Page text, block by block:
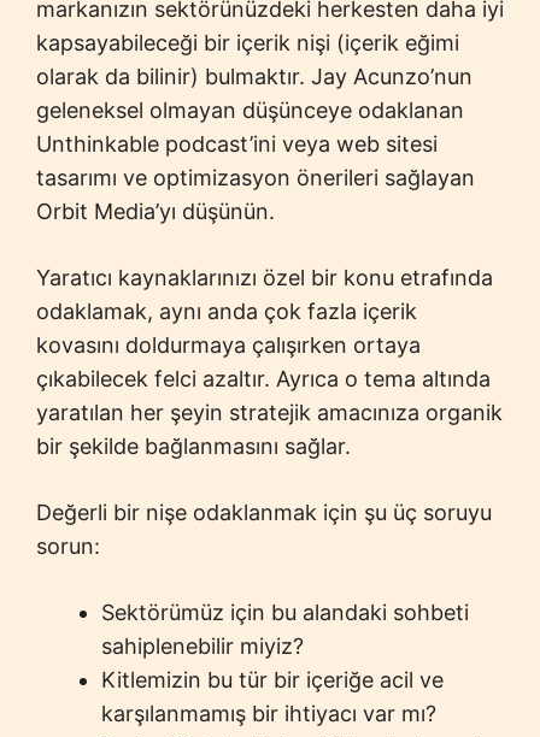
markanızın sektörünüzdeki herkesten daha iyi
kapsayabileceği bir içerik nişi (içerik eğimi
olarak da bilinir) bulmaktır. Jay Acunzo’nun
geleneksel olmayan düşünceye odaklanan
Unthinkable podcast’ini veya web sitesi
tasarımı ve optimizasyon önerileri sağlayan
Orbit Media’yı düşünün.
Yaratıcı kaynaklarınızı özel bir konu etrafında
odaklamak, aynı anda çok fazla içerik
kovasını doldurmaya çalışırken ortaya
çıkabilecek felci azaltır. Ayrıca o tema altında
yaratılan her şeyin stratejik amacınıza organik
bir şekilde bağlanmasını sağlar.
Değerli bir nişe odaklanmak için şu üç soruyu
sorun:
Sektörümüz için bu alandaki sohbeti
sahiplenebilir miyiz?
Kitlemizin bu tür bir içeriğe acil ve
karşılanmamış bir ihtiyacı var mı?